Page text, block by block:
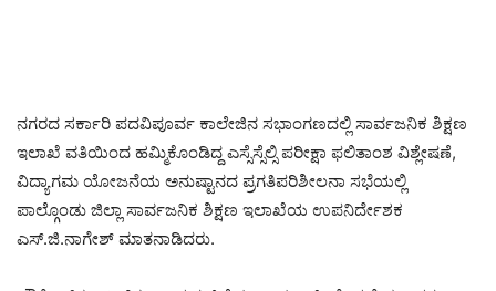
ನಗರದ ಸರ್ಕಾರಿ ಪದವಿಪೂರ್ವ ಕಾಲೇಜಿನ ಸಭಾಂಗಣದಲ್ಲಿ ಸಾರ್ವಜನಿಕ ಶಿಕ್ಷಣ
ಇಲಾಖೆ ವತಿಯಿಂದ ಹಮ್ಮಿಕೊಂಡಿದ್ದ ಎಸ್ಸೆಸ್ಸೆಲ್ಸಿ ಪರೀಕ್ಷಾ ಫಲಿತಾಂಶ ವಿಶ್ಲೇಷಣೆ,
ವಿದ್ಯಾಗಮ ಯೋಜನೆಯ ಅನುಷ್ಟಾನದ ಪ್ರಗತಿಪರಿಶೀಲನಾ ಸಭೆಯಲ್ಲಿ
ಪಾಲ್ಗೊಂಡು ಜಿಲ್ಲಾ ಸಾರ್ವಜನಿಕ ಶಿಕ್ಷಣ ಇಲಾಖೆಯ ಉಪನಿರ್ದೇಶಕ
ಎಸ್.ಜಿ.ನಾಗೇಶ್ ಮಾತನಾಡಿದರು.